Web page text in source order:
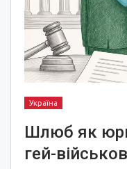
Україна
Шлюб як
гей-